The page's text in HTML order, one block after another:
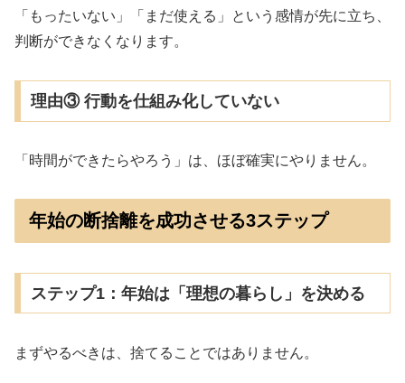
「もったいない」「まだ使える」という感情が先に立ち、
判断ができなくなります。
理由③ 行動を仕組み化していない
「時間ができたらやろう」は、ほぼ確実にやりません。
年始の断捨離を成功させる3ステップ
ステップ1：年始は「理想の暮らし」を決める
まずやるべきは、捨てることではありません。